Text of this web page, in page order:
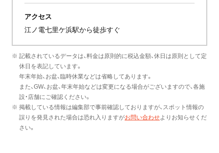
アクセス
江ノ電七里ケ浜駅から徒歩すぐ
※ 記載されているデータは、料金は原則的に税込金額、休日は原則として定
休日を表記しています。
年末年始、お盆、臨時休業などは省略してあります。
また、GW、お盆、年末年始などは変更になる場合がございますので、各施
設・店舗にご確認ください。
※ 掲載している情報は編集部で事前確認しておりますが、スポット情報の
誤りを発見された場合は恐れ入りますがお問い合わせよりお知らせくだ
さい。